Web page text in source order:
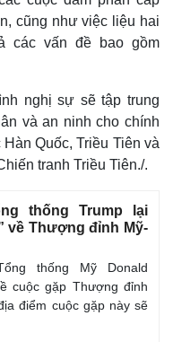
cũng như việc liệu hai
các vấn đề bao gồm
nghị sự sẽ tập trung
và an ninh cho chính
Quốc, Triều Tiên và
tranh Triều Tiên./.
thống Trump lại
về Thượng đỉnh Mỹ-
thống Mỹ Donald
cuộc gặp Thượng đỉnh
điểm cuộc gặp này sẽ